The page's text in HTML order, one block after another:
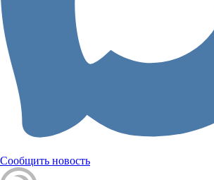
Сообщить новость